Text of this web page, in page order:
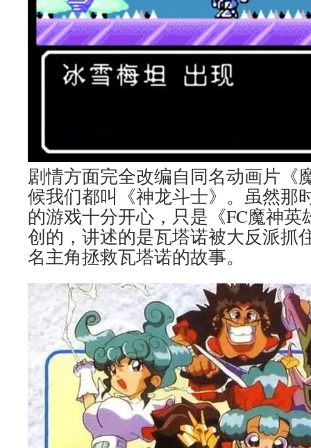
剧情方面完全改编自同名动画片《
候我们都叫《神龙斗士》。虽然那
的游戏十分开心，只是《FC魔神
创的，讲述的是瓦塔诺被大反派抓
名主角拯救瓦塔诺的故事。